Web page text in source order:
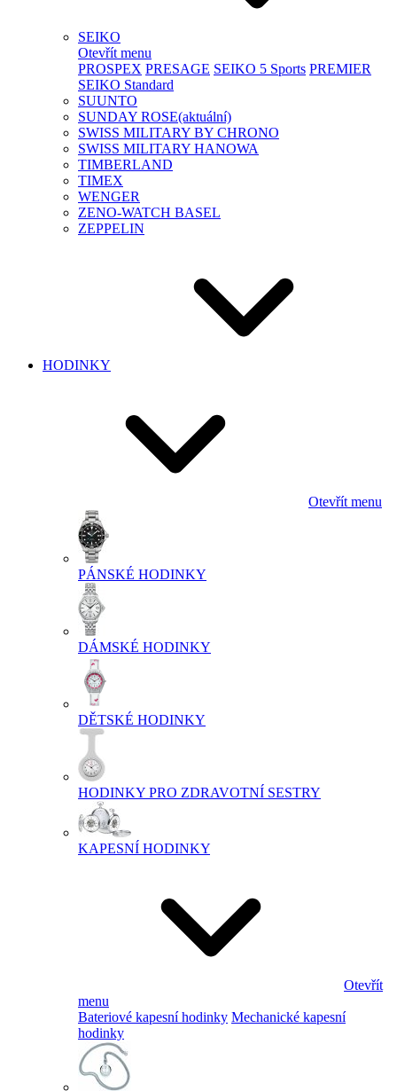
SEIKO
Otevřít menu
PROSPEX PRESAGE SEIKO 5 Sports PREMIER
SEIKO Standard
SUUNTO
SUNDAY ROSE(aktuální)
SWISS MILITARY BY CHRONO
SWISS MILITARY HANOWA
TIMBERLAND
TIMEX
WENGER
ZENO-WATCH BASEL
ZEPPELIN
HODINKY
Otevřít menu
PÁNSKÉ HODINKY
DÁMSKÉ HODINKY
DĚTSKÉ HODINKY
HODINKY PRO ZDRAVOTNÍ SESTRY
KAPESNÍ HODINKY
Otevřít
menu
Bateriové kapesní hodinky Mechanické kapesní
hodinky